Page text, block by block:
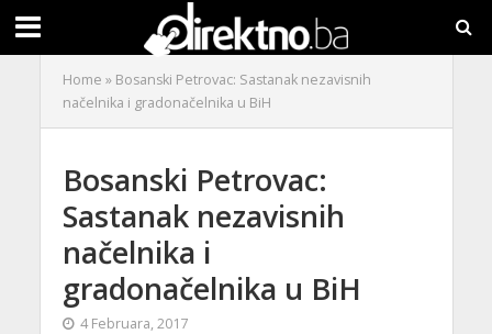
Home » Bosanski Petrovac: Sastanak nezavisnih
načelnika i gradonačelnika u BiH
Bosanski Petrovac:
Sastanak nezavisnih
načelnika i
gradonačelnika u BiH
4 Februara, 2017